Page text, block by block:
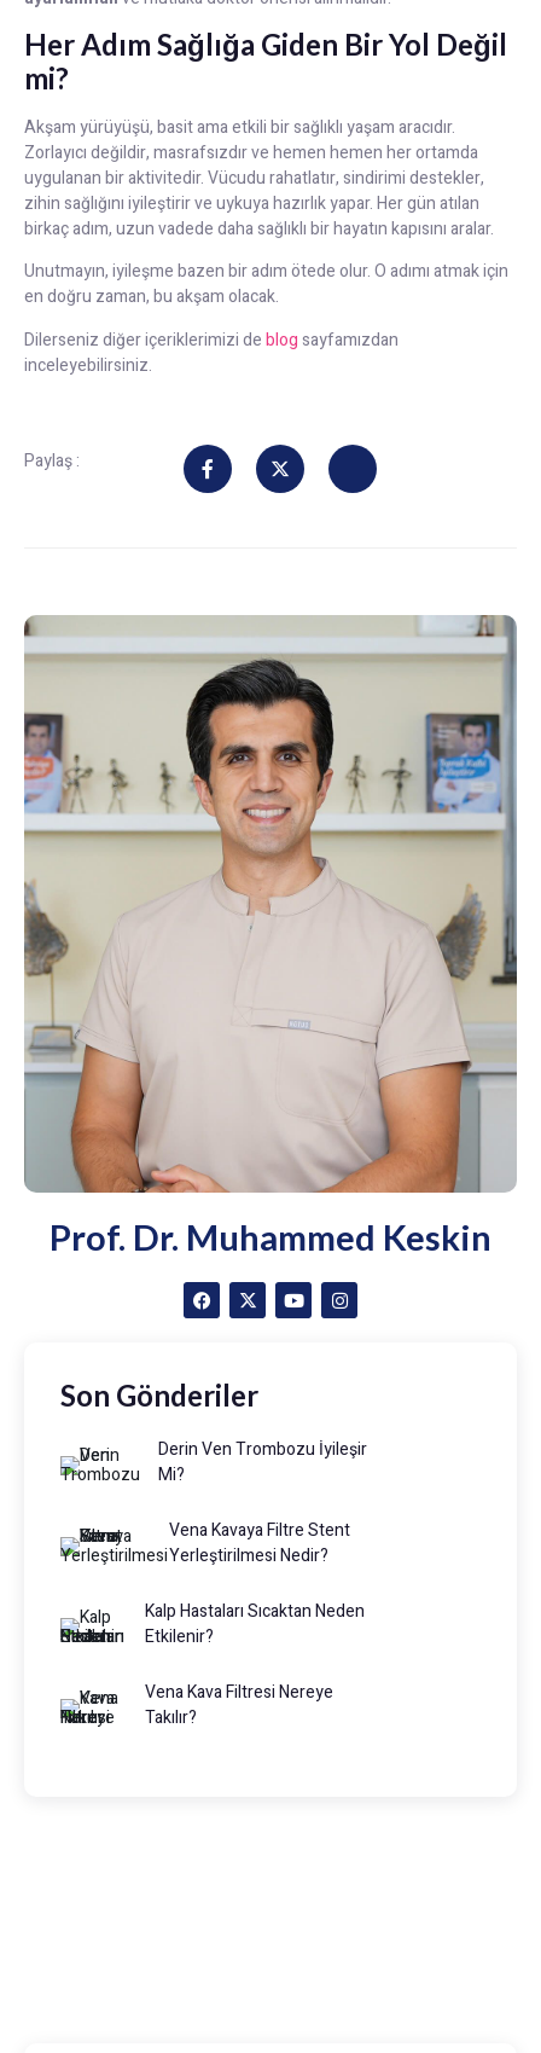
Her Adım Sağlığa Giden Bir Yol Değil
mi?
Akşam yürüyüşü, basit ama etkili bir sağlıklı yaşam aracıdır.
Zorlayıcı değildir, masrafsızdır ve hemen hemen her ortamda
uygulanan bir aktivitedir. Vücudu rahatlatır, sindirimi destekler,
zihin sağlığını iyileştirir ve uykuya hazırlık yapar. Her gün atılan
birkaç adım, uzun vadede daha sağlıklı bir hayatın kapısını aralar.
Unutmayın, iyileşme bazen bir adım ötede olur. O adımı atmak için
en doğru zaman, bu akşam olacak.
Dilerseniz diğer içeriklerimizi deblogsayfamızdan
inceleyebilirsiniz.
Paylaş :
Prof. Dr. Muhammed Keskin
Son Gönderiler
Derin Ven Trombozu İyileşir
Mi?
Vena Kavaya Filtre Stent
Yerleştirilmesi Nedir?
Kalp Hastaları Sıcaktan Neden
Etkilenir?
Vena Kava Filtresi Nereye
Takılır?